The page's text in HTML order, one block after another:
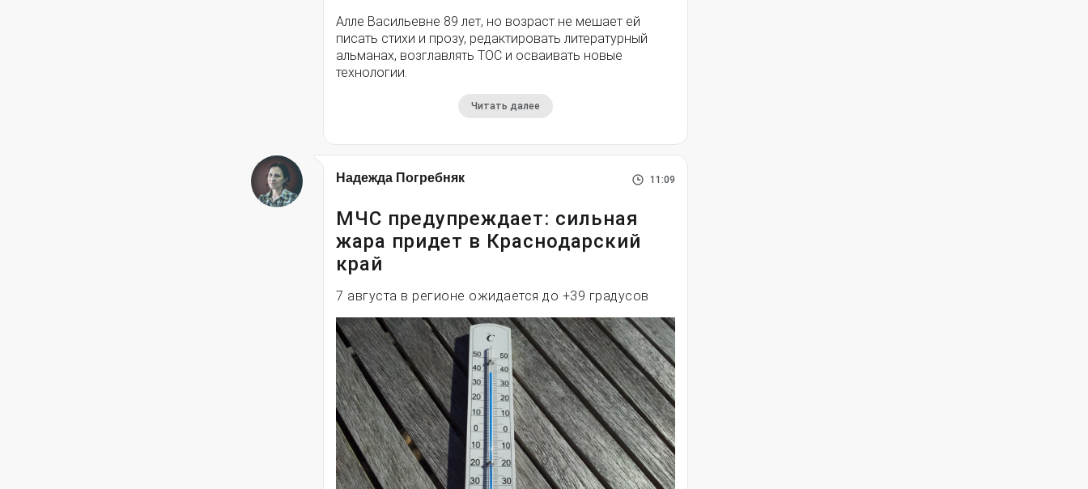
Алле Васильевне 89 лет, но возраст не мешает ей
писать стихи и прозу, редактировать литературный
альманах, возглавлять ТОС и осваивать новые
технологии.
Читать далее
Надежда Погребняк 11:09
МЧС предупреждает: сильная
жара придет в Краснодарский
край
7 августа в регионе ожидается до +39 градусов